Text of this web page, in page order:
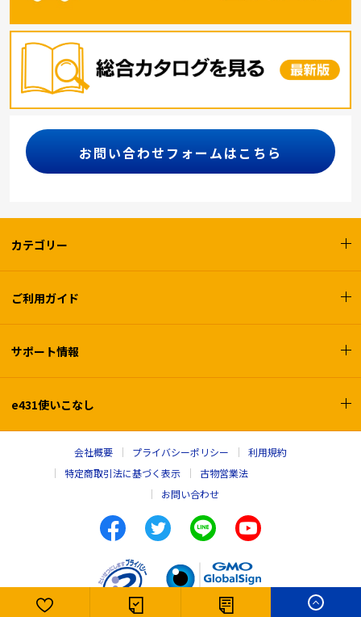
お問い合わせフォームはこちら
カテゴリー
ご利用ガイド
サポート情報
e431使いこなし
会社概要 プライバシーポリシー
利用規約
特定商取引法に基づく表示
古物営業法
お問い合わせ